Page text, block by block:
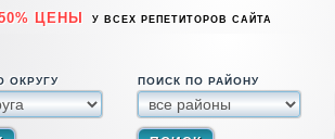
ЦЕНЫ У ВСЕХ РЕПЕТИТОРОВ САЙТА
ОКРУГУ ПОИСК ПО РАЙОНУ